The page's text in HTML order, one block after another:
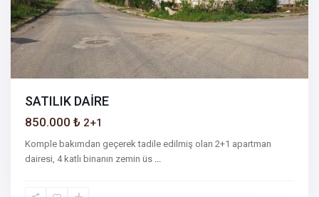
SATILIK DAİRE
850.000 ₺ 2+1
Komple bakımdan geçerek tadile edilmiş olan 2+1 apartman
dairesi, 4 katlı binanın zemin üs ...